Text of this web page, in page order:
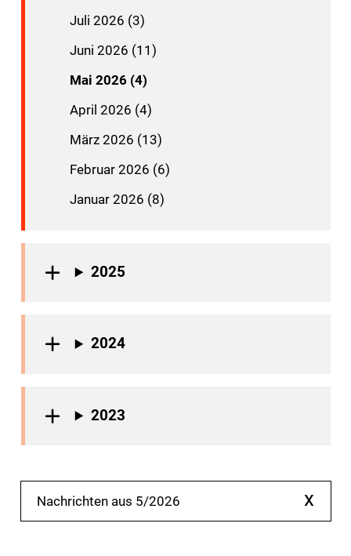
Juli 2026 (3)
Juni 2026 (11)
Mai 2026 (4)
April 2026 (4)
März 2026 (13)
Februar 2026 (6)
Januar 2026 (8)
2025
2024
2023
Nachrichten aus 5/2026 x